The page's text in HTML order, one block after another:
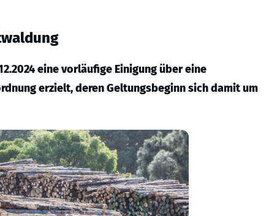
eine vorläufige Einigung über eine
erzielt, deren Geltungsbeginn sich damit um